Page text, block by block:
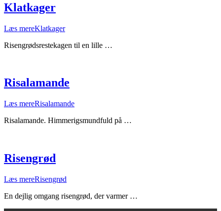
Klatkager
Læs mereKlatkager
Risengrødsrestekagen til en lille …
Risalamande
Læs mereRisalamande
Risalamande. Himmerigsmundfuld på …
Risengrød
Læs mereRisengrød
En dejlig omgang risengrød, der varmer …